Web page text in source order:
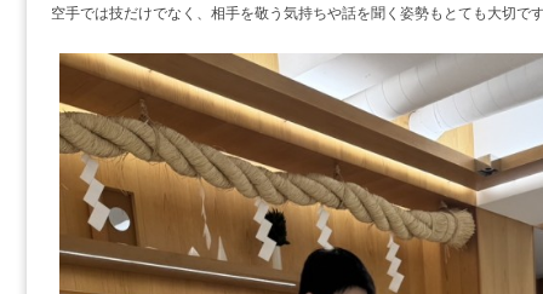
空手では技だけでなく、相手を敬う気持ちや話を聞く姿勢もとても大切で